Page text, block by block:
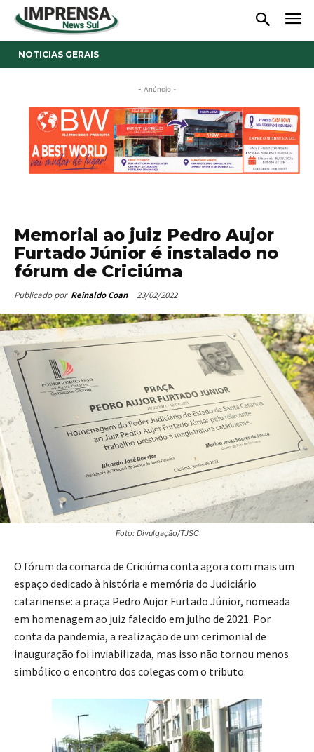
NOTICIAS GERAIS
- Anúncio -
Memorial ao juiz Pedro Aujor
Furtado Júnior é instalado no
fórum de Criciúma
Publicado por Reinaldo Coan 23/02/2022
Foto: Divulgação/TJSC
O fórum da comarca de Criciúma conta agora com mais um
espaço dedicado à história e memória do Judiciário
catarinense: a praça Pedro Aujor Furtado Júnior, nomeada
em homenagem ao juiz falecido em julho de 2021. Por
conta da pandemia, a realização de um cerimonial de
inauguração foi inviabilizada, mas isso não tornou menos
simbólico o encontro dos colegas com o tributo.